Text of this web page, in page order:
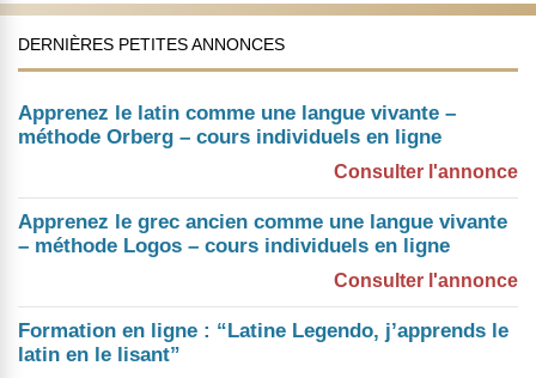
DERNIÈRES PETITES ANNONCES
Apprenez le latin comme une langue vivante –
méthode Orberg – cours individuels en ligne
Consulter l'annonce
Apprenez le grec ancien comme une langue vivante
– méthode Logos – cours individuels en ligne
Consulter l'annonce
Formation en ligne : “Latine Legendo, j’apprends le
latin en le lisant”